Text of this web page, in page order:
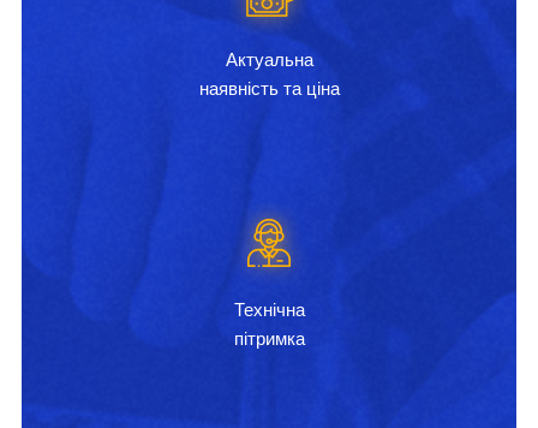
Актуальна
наявність та ціна
Технічна
пітримка